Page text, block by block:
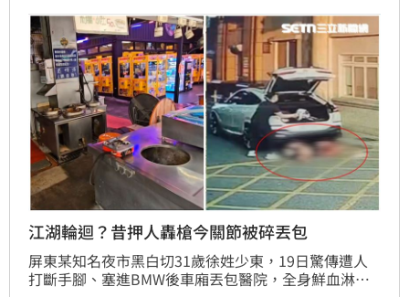
江湖輪迴？昔押人轟槍今關節被碎丟包
屏東某知名夜市黑白切31歲徐姓少東，19日驚傳遭人
打斷手腳、塞進BMW後車廂丟包醫院，全身鮮血淋漓